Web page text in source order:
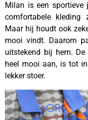
Milan is een
comfortabele kleding
Maar hij houdt ook
mooi vindt. Daarom
uitstekend bij hem.
heel mooi aan, is tot
lekker stoer.